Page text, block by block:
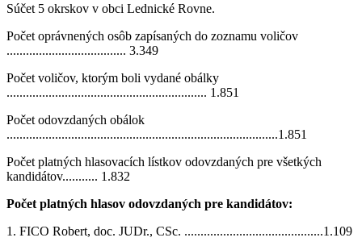
Súčet 5 okrskov v obci Lednické Rovne.
Počet oprávnených osôb zapísaných do zoznamu voličov
..................................... 3.349
Počet voličov, ktorým boli vydané obálky
.............................................................. 1.851
Počet odovzdaných obálok
....................................................................................1.851
Počet platných hlasovacích lístkov odovzdaných pre všetkých
kandidátov........... 1.832
Počet platných hlasov odovzdaných pre kandidátov:
1. FICO Robert, doc. JUDr., CSc. ...........................................1.109